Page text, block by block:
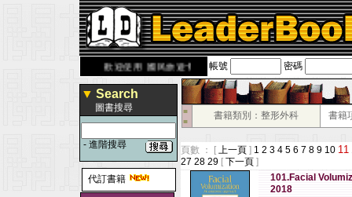
歡迎使用 國民旅遊卡！！ 帳號 密碼
▼ Search
圖書搜尋
- 進階搜尋
代訂書籍
■
■
書籍類別：整形外科 書籍
頁數 ： [ 上一頁 ] 1 2 3 4 5 6 7 8 9 10 11
27 28 29 [ 下一頁 ]
101.Facial
2018